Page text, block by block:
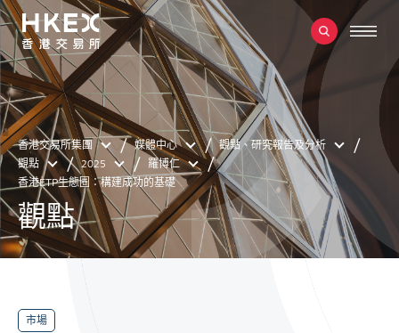
香港交易所集團 媒體中心
觀點、研究報告及分析
觀點
2025
羅博仁
香港ETP生態圈：構建成功的基礎
觀點
市場